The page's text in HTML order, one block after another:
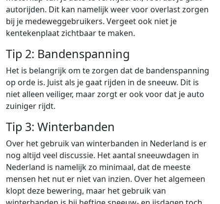
autorijden. Dit kan namelijk weer voor overlast zorgen
bij je medeweggebruikers. Vergeet ook niet je
kentekenplaat zichtbaar te maken.
Tip 2: Bandenspanning
Het is belangrijk om te zorgen dat de bandenspanning
op orde is. Juist als je gaat rijden in de sneeuw. Dit is
niet alleen veiliger, maar zorgt er ook voor dat je auto
zuiniger rijdt.
Tip 3: Winterbanden
Over het gebruik van winterbanden in Nederland is er
nog altijd veel discussie. Het aantal sneeuwdagen in
Nederland is namelijk zo minimaal, dat de meeste
mensen het nut er niet van inzien. Over het algemeen
klopt deze bewering, maar het gebruik van